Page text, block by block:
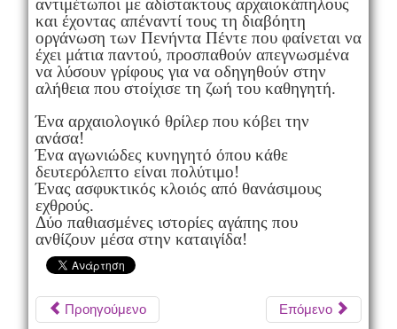
και έχοντας απέναντί τους τη διαβόητη
οργάνωση των Πενήντα Πέντε που φαίνεται να
έχει μάτια παντού, προσπαθούν απεγνωσμένα
να λύσουν γρίφους για να οδηγηθούν στην
αλήθεια που στοίχισε τη ζωή του καθηγητή.
Ένα αρχαιολογικό θρίλερ που κόβει την
ανάσα!
Ένα αγωνιώδες κυνηγητό όπου κάθε
δευτερόλεπτο είναι πολύτιμο!
Ένας ασφυκτικός κλοιός από θανάσιμους
εχθρούς.
Δύο παθιασμένες ιστορίες αγάπης που
ανθίζουν μέσα στην καταιγίδα!
Προηγούμενο Επόμενο